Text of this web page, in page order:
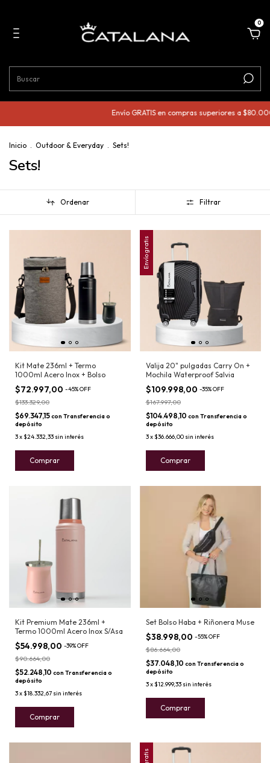
0
Envío GRATIS en compras superiores a $80.000 3
Inicio . Outdoor & Everyday . Sets!
Sets!
Ordenar Filtrar
Kit Mate 236ml + Termo
1000ml Acero Inox + Bolso
$72.997,00 -45%OFF
$133.329,00
$69.347,15con Transferencia o
depósito
3x$24.332,33 sin interés
Comprar
Envío gratis
Valija 20" pulgadas Carry On +
Mochila Waterproof Salvia
$109.998,00 -35%OFF
$167.997,00
$104.498,10 con Transferencia o
depósito
3x$36.666,00 sin interés
Comprar
Kit Premium Mate 236ml +
Termo 1000ml Acero Inox S/Asa
$54.998,00 -39%OFF
$90.664,00
$52.248,10 con Transferencia o
depósito
3x$18.332,67 sin interés
Comprar
Set Bolso Haba + Riñonera Muse
$38.998,00 -55%OFF
$86.664,00
$37.048,10 con Transferencia o
depósito
3x$12.999,33 sin interés
Comprar